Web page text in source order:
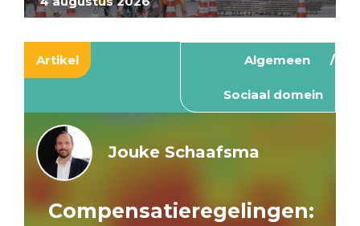
Artikel Algemeen
Sociaal domein
Jouke Schaafsma
Compensatieregelingen: